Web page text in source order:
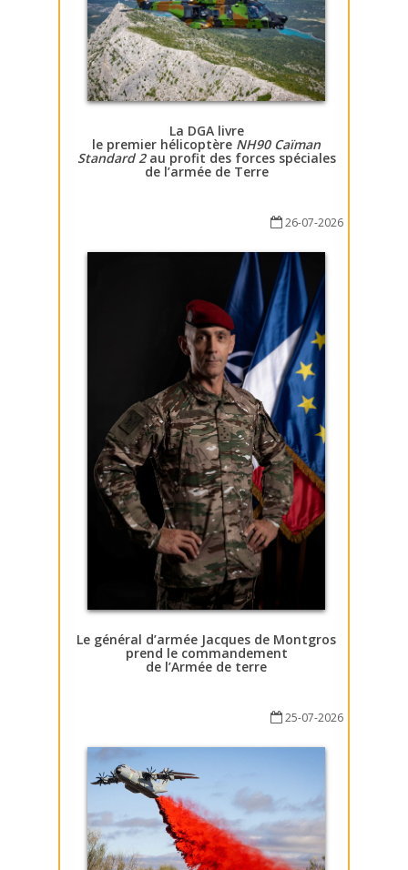
La DGA livre
le premier hélicoptère NH90 Caïman
Standard 2au profit des forces spéciales
de l’armée de Terre
26-07-2026
Le général d’armée Jacques de Montgros
prend le commandement
de l’Armée de terre
25-07-2026